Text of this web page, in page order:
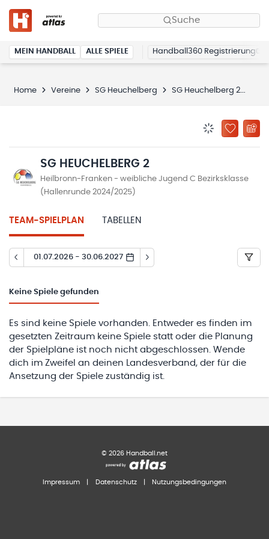
Suche
MEIN HANDBALL ALLE SPIELE Handball360 Registrierung
Home Vereine SG Heuchelberg SG Heuchelberg 2
ZU
SG HEUCHELBERG 2
Heilbronn-Franken - weibliche Jugend C Bezirksklasse
(Hallenrunde 2024/2025)
TEAM-SPIELPLAN TABELLEN
01.07.2026 - 30.06.2027
Keine Spiele gefunden
Es sind keine Spiele vorhanden. Entweder es finden im
gesetzten Zeitraum keine Spiele statt oder die Planung
der Spielpläne ist noch nicht abgeschlossen. Wende
dich im Zweifel an deinen Landesverband, der für die
Ansetzung der Spiele zuständig ist.
© 2026 Handball.net
Impressum Datenschutz Nutzungsbedingungen